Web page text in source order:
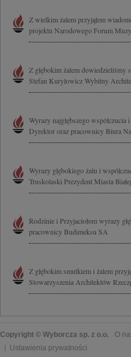
Z wielkim żalem przyjąłem
projektu Narodowego Forum
Z głębokim żalem dowiedzieliśmy
Stefan Kuryłowicz Wybitny
Wyrazy najgłębszego
Dyrektor oraz pracownicy Biura
Wyrazy głębokiego żalu i
Truskolaski Prezydent Miasta
Rodzinie i Przyjaciołom wyrazy
pracownicy Budimeksu SA
Z głębokim smutkiem i żalem
Stowarzyszenia Architektów
Copyright © Wyborcza sp. z o.o. O
Ustawienia prywatności